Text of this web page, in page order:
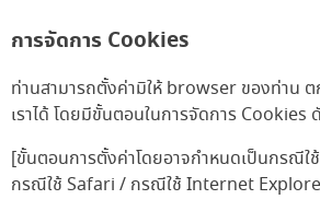
การจัดการ Cookies
ท่านสามารถตั้งค่ามิให้ browser ของท่าน
เราได้ โดยมีขั้นตอนในการจัดการ Cookies
[ขั้นตอนการตั้งค่าโดยอาจกำหนดเป็นกรณี
กรณีใช้ Safari / กรณีใช้ Internet